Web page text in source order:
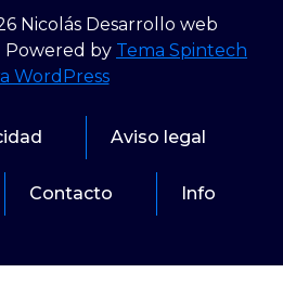
Nicolás Desarrollo web
Powered by Tema Spintech
WordPress
Aviso legal
Contacto Info